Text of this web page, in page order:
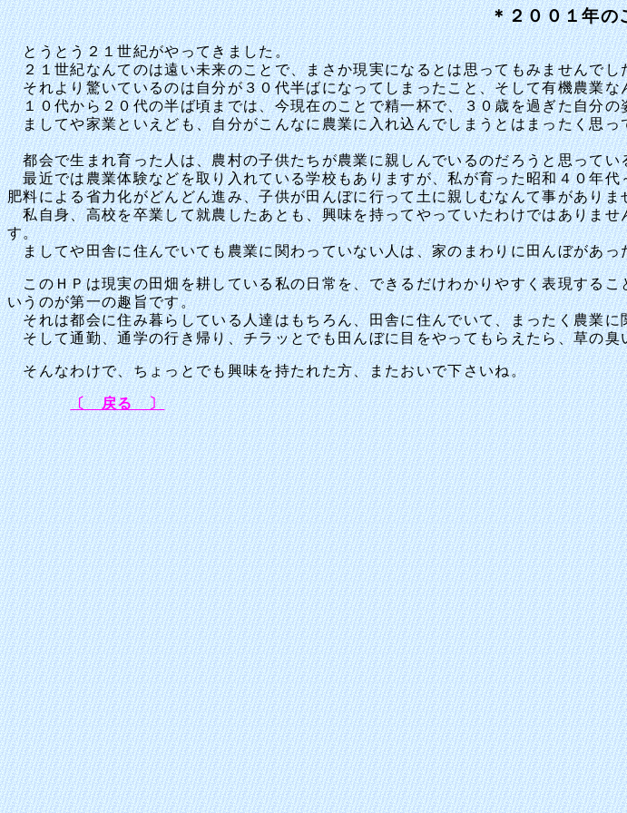
＊２００１年の
とうとう２１世紀がやってきました。
２１世紀なんてのは遠い未来のことで、まさか現実になるとは思ってもみませんでし
それより驚いているのは自分が３０代半ばになってしまったこと、そして有機農業な
１０代から２０代の半ば頃までは、今現在のことで精一杯で、３０歳を過ぎた自分の
ましてや家業といえども、自分がこんなに農業に入れ込んでしまうとはまったく思っ
都会で生まれ育った人は、農村の子供たちが農業に親しんでいるのだろうと思ってい
最近では農業体験などを取り入れている学校もありますが、私が育った昭和４０年
肥料による省力化がどんどん進み、子供が田んぼに行って土に親しむなんて事がありま
私自身、高校を卒業して就農したあとも、興味を持ってやっていたわけではありま
す。
ましてや田舎に住んでいても農業に関わっていない人は、家のまわりに田んぼがあっ
このＨＰは現実の田畑を耕している私の日常を、できるだけわかりやすく表現する
いうのが第一の趣旨です。
それは都会に住み暮らしている人達はもちろん、田舎に住んでいて、まったく農業に
そして通勤、通学の行き帰り、チラッとでも田んぼに目をやってもらえたら、草の臭
そんなわけで、ちょっとでも興味を持たれた方、またおいで下さいね。
〔 戻る 〕